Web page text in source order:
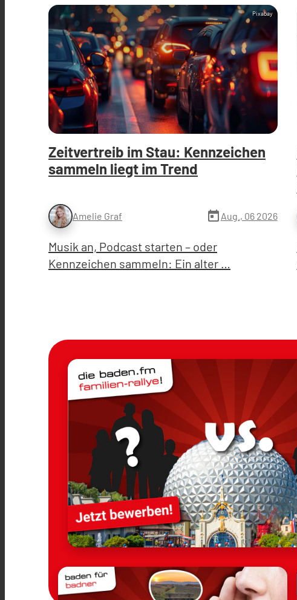
Pixabay
Zeitvertreib im Stau: Kennzeichen
sammeln liegt im Trend
Amelie Graf today Aug., 06 2026
Musik an, Podcast starten – oder
Kennzeichen sammeln: Ein alter …